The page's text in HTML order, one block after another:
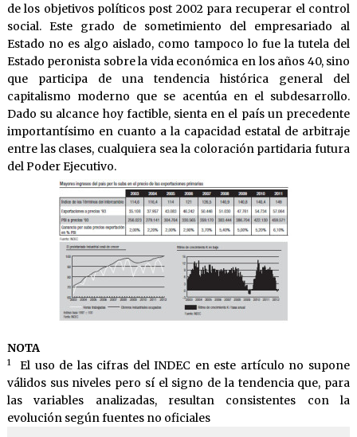
de los objetivos políticos post 2002 para recuperar el control
social. Este grado de sometimiento del empresariado al
Estado no es algo aislado, como tampoco lo fue la tutela del
Estado peronista sobre la vida económica en los años 40, sino
que participa de una tendencia histórica general del
capitalismo moderno que se acentúa en el subdesarrollo.
Dado su alcance hoy factible, sienta en el país un precedente
importantísimo en cuanto a la capacidad estatal de arbitraje
entre las clases, cualquiera sea la coloración partidaria futura
del Poder Ejecutivo.
NOTA
1El uso de las cifras del INDEC en este artículo no supone
válidos sus niveles pero sí el signo de la tendencia que, para
las variables analizadas, resultan consistentes con la
evolución según fuentes no oficiales